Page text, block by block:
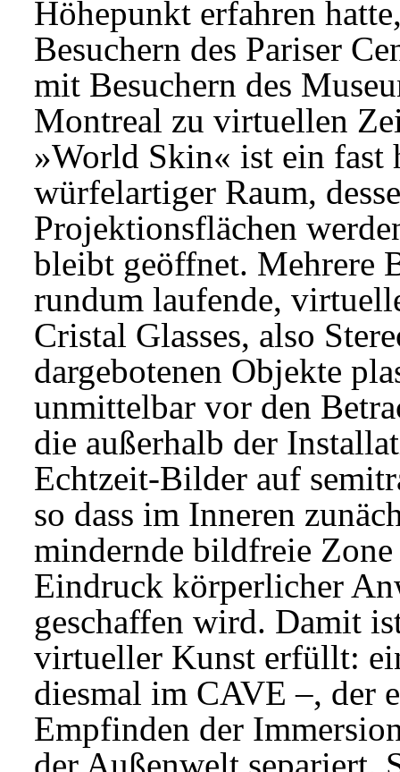
Höhepunkt erfahren
Besuchern des Pariser
mit Besuchern des
Montreal zu virtuellen
»World Skin« ist ein fast
würfelartiger Raum,
Projektionsflächen
bleibt geöffnet. Mehrere
rundum laufende,
Cristal Glasses, also
dargebotenen Objekte
unmittelbar vor den
die außerhalb der
Echtzeit-Bilder auf
so dass im Inneren
mindernde bildfreie
Eindruck körperlicher
geschaffen wird. Damit
virtueller Kunst erfüllt:
diesmal im CAVE –, der
Empfinden der
der Außenwelt separiert.